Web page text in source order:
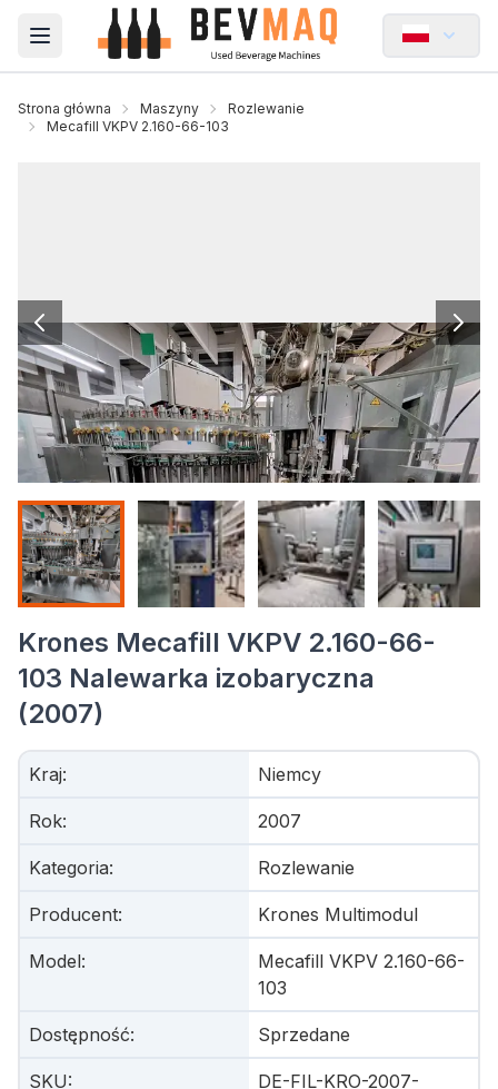
Open main menu
Strona główna Maszyny
Rozlewanie
Mecafill VKPV 2.160-66-103
Krones Mecafill VKPV 2.160-66-
103 Nalewarka izobaryczna
(2007)
Kraj: Niemcy
Rok: 2007
Kategoria: Rozlewanie
Producent: Krones Multimodul
Model:
Mecafill VKPV 2.160-66-
103
Dostępność: Sprzedane
SKU:
DE-FIL-KRO-2007-